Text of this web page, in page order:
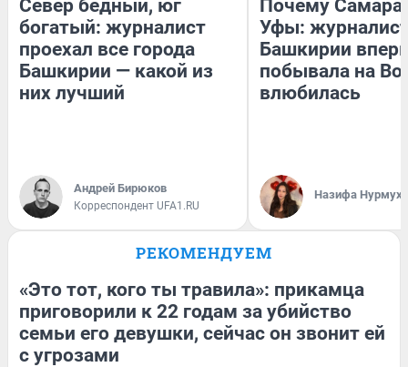
Север бедный, юг
богатый: журналист
проехал все города
Башкирии — какой из
них лучший
Андрей Бирюков
Корреспондент UFA1.RU
Почему Самара
Уфы:
Башкирии
побывала на
влюбилась
Назифа
РЕКОМЕНДУЕМ
«Это тот, кого ты травила»: прикамца
приговорили к 22 годам за убийство
семьи его девушки, сейчас он звонит ей
с угрозами